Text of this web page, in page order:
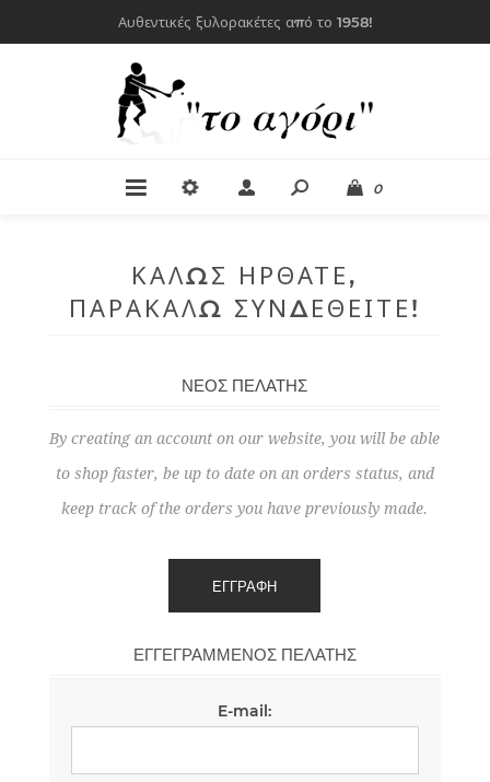
Αυθεντικές ξυλορακέτες από το 1958!
0
ΚΑΛΏΣ ΉΡΘΑΤΕ,
ΠΑΡΑΚΑΛΏ ΣΥΝΔΕΘΕΊΤΕ!
ΝΈΟΣ ΠΕΛΆΤΗΣ
By creating an account on our website, you will be able
to shop faster, be up to date on an orders status, and
keep track of the orders you have previously made.
ΕΓΓΕΓΡΑΜΜΈΝΟΣ ΠΕΛΆΤΗΣ
E-mail: